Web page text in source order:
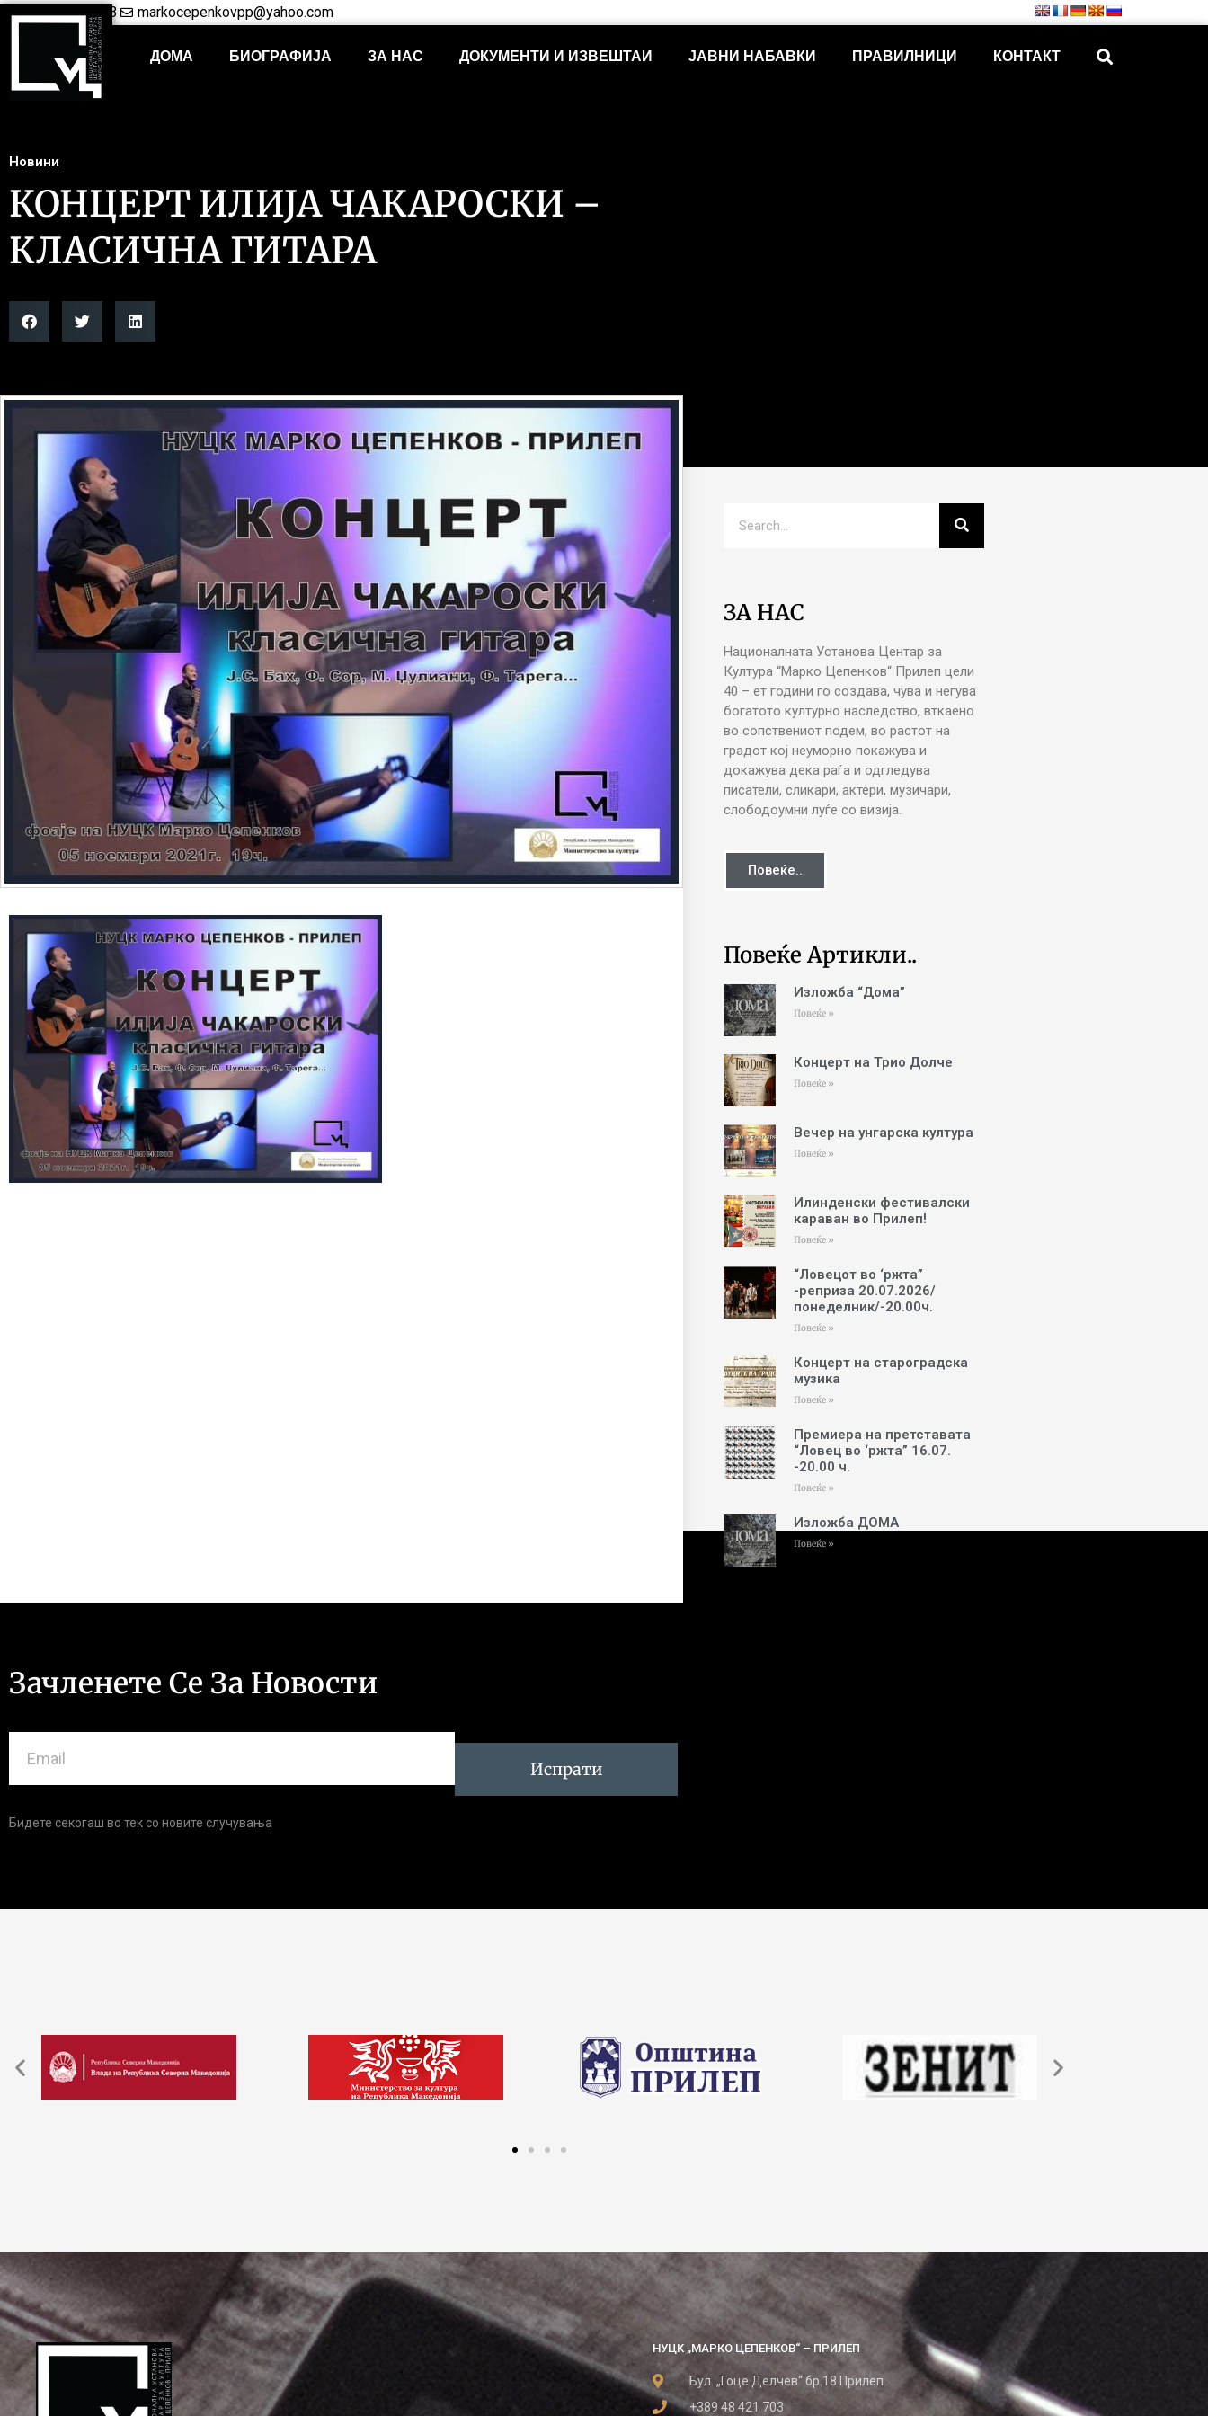
+38948421703 markocepenkovpp@yahoo.com
ДОМА БИОГРАФИЈА ЗА НАС ДОКУМЕНТИ И ИЗВЕШТАИ ЈАВНИ НАБАВКИ ПРАВИЛНИЦИ КОНТАКТ
Новини
КОНЦЕРТ ИЛИЈА ЧАКАРОСКИ –
КЛАСИЧНА ГИТАРА
ЗА НАС
Националната Установа Центар за
Култура “Марко Цепенков“ Прилеп цели
40 – ет години го создава, чува и негува
богатото културно наследство, вткаено
во сопствениот подем, во растот на
градот кој неуморно покажува и
докажува дека раѓа и одгледува
писатели, сликари, актери, музичари,
слободоумни луѓе со визија.
Повеќе..
Повеќе Артикли..
Изложба “Дома”
Повеќе »
Концерт на Трио Долче
Повеќе »
Вечер на унгарска култура
Повеќе »
Илинденски фестивалски
караван во Прилеп!
Повеќе »
“Ловецот во ‘ржта”
-реприза 20.07.2026/
понеделник/-20.00ч.
Повеќе »
Концерт на староградска
музика
Повеќе »
Премиера на претставата
“Ловец во ‘ржта” 16.07.
-20.00 ч.
Повеќе »
Изложба ДОМА
Повеќе »
Зачленете Се За Новости
Испрати
Бидете секогаш во тек со новите случувања
НУЦК „МАРКО ЦЕПЕНКОВ“ – ПРИЛЕП
Бул. „Гоце Делчев“ бр.18 Прилеп
+389 48 421 703